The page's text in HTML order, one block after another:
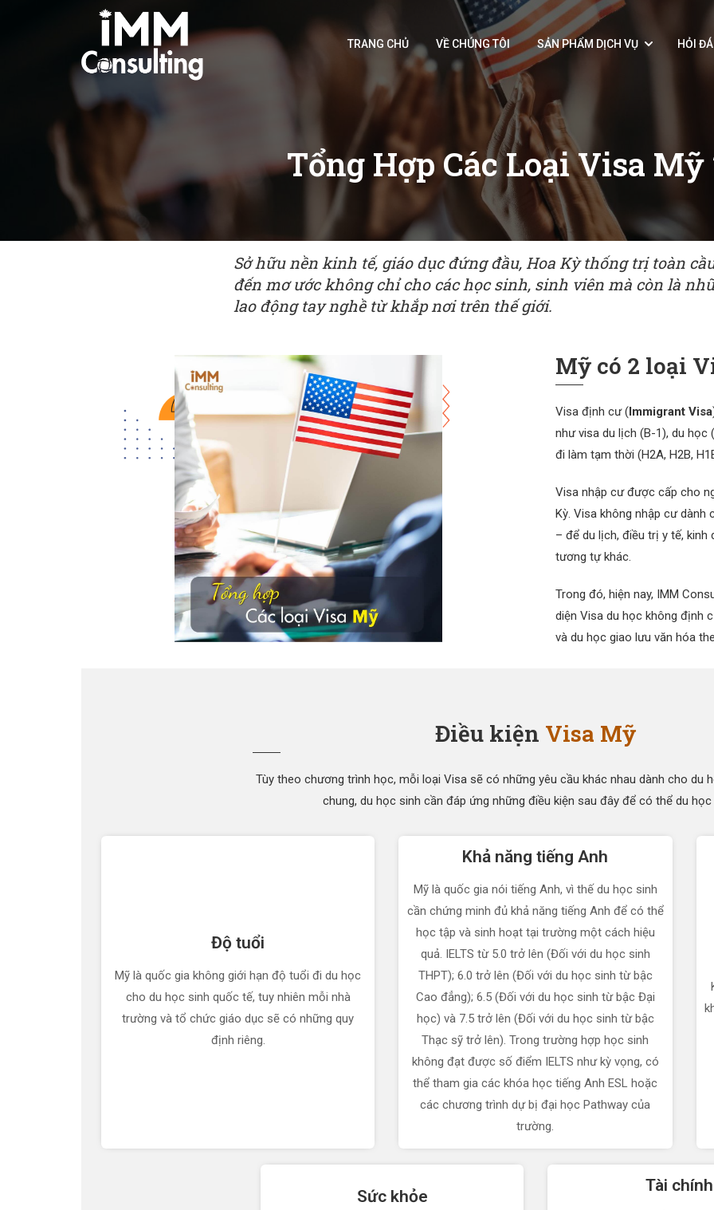
TRANG CHỦ VỀ CHÚNG TÔI SẢN PHẨM DỊCH VỤ HỎI
Tổng Hợp Các Loại Visa Mỹ
Sở hữu nền kinh tế, giáo dục đứng đầu, Hoa Kỳ thống trị toàn
đến mơ ước không chỉ cho các học sinh, sinh viên mà còn là
lao động tay nghề từ khắp nơi trên thế giới.
Mỹ có 2 loại
Visa định cư (Immigrant Visa
như visa du lịch (B-1), du học
đi làm tạm thời (H2A, H2B,
Visa nhập cư được cấp cho
Kỳ. Visa không nhập cư
– để du lịch, điều trị y tế,
tương tự khác.
Trong đó, hiện nay, IMM
diện Visa du học không định
và du học giao lưu văn hóa
Điều kiện Visa Mỹ
Tùy theo chương trình học, mỗi loại Visa sẽ có những yêu cầu khác nhau dành cho du
chung, du học sinh cần đáp ứng những điều kiện sau đây để có thể du học
Độ tuổi
Mỹ là quốc gia không giới hạn độ tuổi đi du học
cho du học sinh quốc tế, tuy nhiên mỗi nhà
trường và tổ chức giáo dục sẽ có những quy
định riêng.
Khả năng tiếng Anh
Mỹ là quốc gia nói tiếng Anh, vì thế du học sinh
cần chứng minh đủ khả năng tiếng Anh để có thể
học tập và sinh hoạt tại trường một cách hiệu
quả. IELTS từ 5.0 trở lên (Đối với du học sinh
THPT); 6.0 trở lên (Đối với du học sinh từ bậc
Cao đẳng); 6.5 (Đối với du học sinh từ bậc Đại
học) và 7.5 trở lên (Đối với du học sinh từ bậc
Thạc sỹ trở lên). Trong trường hợp học sinh
không đạt được số điểm IELTS như kỳ vọng, có
thể tham gia các khóa học tiếng Anh ESL hoặc
các chương trình dự bị đại học Pathway của
trường.
Sức khỏe
Tài chính